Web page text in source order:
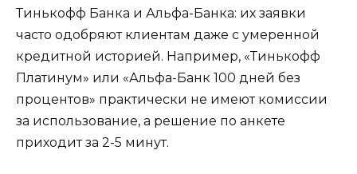
Тинькофф Банка и Альфа-Банка: их заявки
часто одобряют клиентам даже с умеренной
кредитной историей. Например, «Тинькофф
Платинум» или «Альфа-Банк 100 дней без
процентов» практически не имеют комиссии
за использование, а решение по анкете
приходит за 2-5 минут.